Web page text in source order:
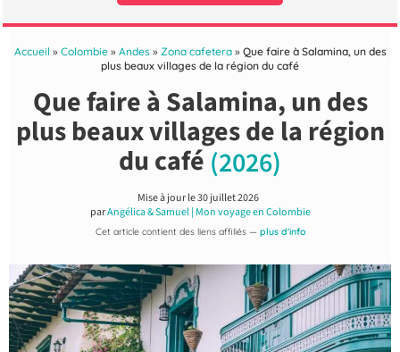
Accueil » Colombie» Andes» Zona cafetera» Que faire à Salamina, un des
plus beaux villages de la région du café
Que faire à Salamina, un des
plus beaux villages de la région
du café (2026)
Mise à jour le30 juillet 2026
parAngélica & Samuel | Mon voyage en Colombie
Cet article contient des liens affiliés — plus d'info